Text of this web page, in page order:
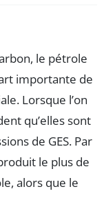
le pétrole
importante de
Lorsque l’on
qu’elles sont
de GES. Par
le plus de
alors que le